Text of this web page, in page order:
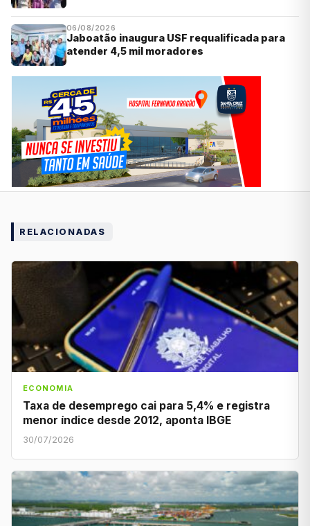
06/08/2026
Jaboatão inaugura USF requalificada para
atender 4,5 mil moradores
RELACIONADAS
ECONOMIA
Taxa de desemprego cai para 5,4% e registra
menor índice desde 2012, aponta IBGE
30/07/2026